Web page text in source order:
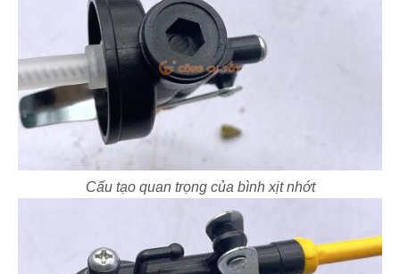
Cấu tạo quan trọng của bình xịt nhớt